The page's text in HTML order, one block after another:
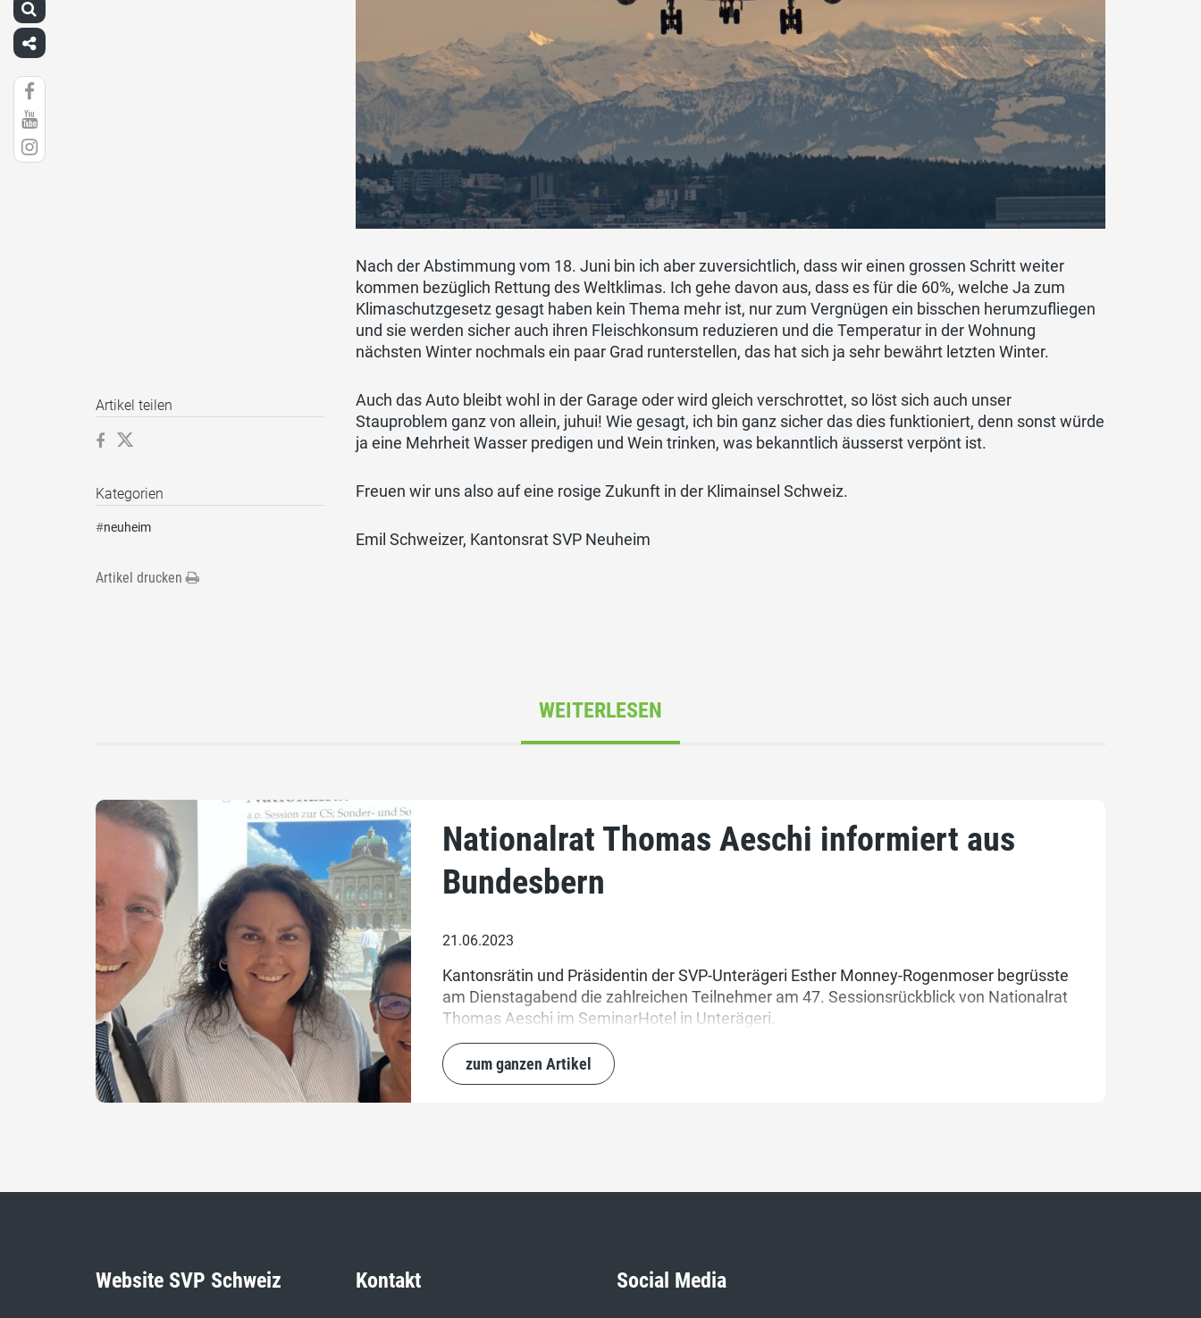
Nach der Abstimmung vom 18. Juni bin ich aber zuversichtlich, dass wir einen grossen Schritt weiter
kommen bezüglich Rettung des Weltklimas. Ich gehe davon aus, dass es für die 60%, welche Ja zum
Klimaschutzgesetz gesagt haben kein Thema mehr ist, nur zum Vergnügen ein bisschen herumzufliegen
und sie werden sicher auch ihren Fleischkonsum reduzieren und die Temperatur in der Wohnung
nächsten Winter nochmals ein paar Grad runterstellen, das hat sich ja sehr bewährt letzten Winter.
Auch das Auto bleibt wohl in der Garage oder wird gleich verschrottet, so löst sich auch unser
Stauproblem ganz von allein, juhui! Wie gesagt, ich bin ganz sicher das dies funktioniert, denn sonst würde
ja eine Mehrheit Wasser predigen und Wein trinken, was bekanntlich äusserst verpönt ist.
Freuen wir uns also auf eine rosige Zukunft in der Klimainsel Schweiz.
Emil Schweizer, Kantonsrat SVP Neuheim
Artikel teilen
Kategorien
#neuheim
Artikel drucken
WEITERLESEN
Nationalrat Thomas Aeschi informiert aus
Bundesbern
21.06.2023
Kantonsrätin und Präsidentin der SVP-Unterägeri Esther Monney-Rogenmoser begrüsste
am Dienstagabend die zahlreichen Teilnehmer am 47. Sessionsrückblick von Nationalrat
Thomas Aeschi im SeminarHotel in Unterägeri.
zum ganzen Artikel
Website SVP Schweiz Kontakt Social Media